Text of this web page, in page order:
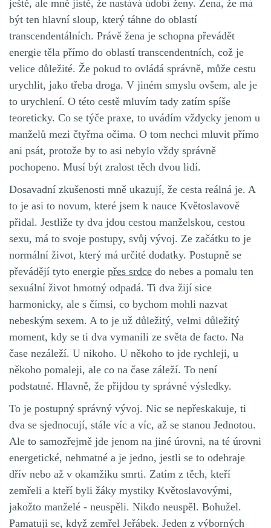
ještě, ale mně jistě, že nastává údobí ženy. Žena, že má
být ten hlavní sloup, který táhne do oblastí
transcendentálních. Právě žena je schopna převádět
energie těla přímo do oblastí transcendentních, což je
velice důležité. Že pokud to ovládá správně, může cestu
urychlit, jako třeba droga. V jiném smyslu ovšem, ale je
to urychlení. O této cestě mluvím tady zatím spíše
teoreticky. Co se týče praxe, to uvádím vždycky jenom u
manželů mezi čtyřma očima. O tom nechci mluvit přímo
ani psát, protože by to asi nebylo vždy správně
pochopeno. Musí být zralost těch dvou lidí.
Dosavadní zkušenosti mně ukazují, že cesta reálná je. A
to je asi to novum, které jsem k nauce Květoslavově
přidal. Jestliže ty dva jdou cestou manželskou, cestou
sexu, má to svoje postupy, svůj vývoj. Ze začátku to je
normální život, který má určité dodatky. Postupně se
převádějí tyto energie přes srdce do nebes a pomalu ten
sexuální život hmotný odpadá. Ti dva žijí sice
harmonicky, ale s čímsi, co bychom mohli nazvat
nebeským sexem. A to je už důležitý, velmi důležitý
moment, kdy se ti dva vymanili ze světa de facto. Na
čase nezáleží. U nikoho. U někoho to jde rychleji, u
někoho pomaleji, ale co na čase záleží. To není
podstatné. Hlavně, že přijdou ty správné výsledky.
To je postupný správný vývoj. Nic se nepřeskakuje, ti
dva se sjednocují, stále víc a víc, až se stanou Jednotou.
Ale to samozřejmě jde jenom na jiné úrovni, na té úrovni
energetické, nehmatné a je jedno, jestli se to odehraje
dřív nebo až v okamžiku smrti. Zatím z těch, kteří
zemřeli a kteří byli žáky mystiky Květoslavovými,
jakožto manželé - neuspěli. Nikdo neuspěl. Bohužel.
Pamatuji se, když zemřel Jeřábek. Jeden z výborných